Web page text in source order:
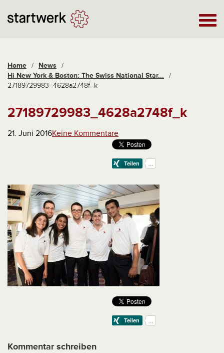
Home / News /
Hi New York & Boston: The Swiss National Star...
/
27189729983_4628a2748f_k
27189729983_4628a2748f_k
21. Juni 2016Keine Kommentare
Kommentar schreiben